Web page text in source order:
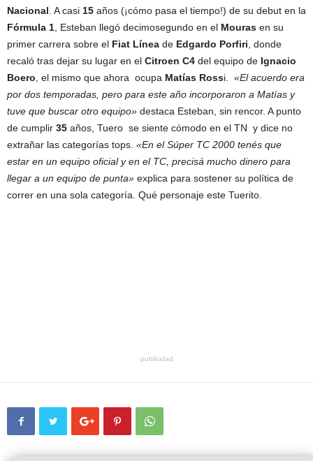
Nacional . A casi 15 años (¡cómo pasa el tiempo!) de su debut en la
Fórmula 1 , Esteban llegó decimosegundo en el Mouras en su
primer carrera sobre el Fiat Línea de Edgardo Porfiri , donde
recaló tras dejar su lugar en el Citroen C4 del equipo de Ignacio
Boero , el mismo que ahora ocupa Matías Rossi.
«El acuerdo era
por dos temporadas, pero para este año incorporaron a Matías y
tuve que buscar otro equipo» destaca Esteban, sin rencor. A punto
de cumplir 35 años, Tuero se siente cómodo en el TN y dice no
extrañar las categorías tops. «En el Súper TC 2000 tenés que
estar en un equipo oficial y en el TC, precisá mucho dinero para
llegar a un equipo de punta» explica para sostener su política de
correr en una sola categoría. Qué personaje este Tuerito.
publicidad